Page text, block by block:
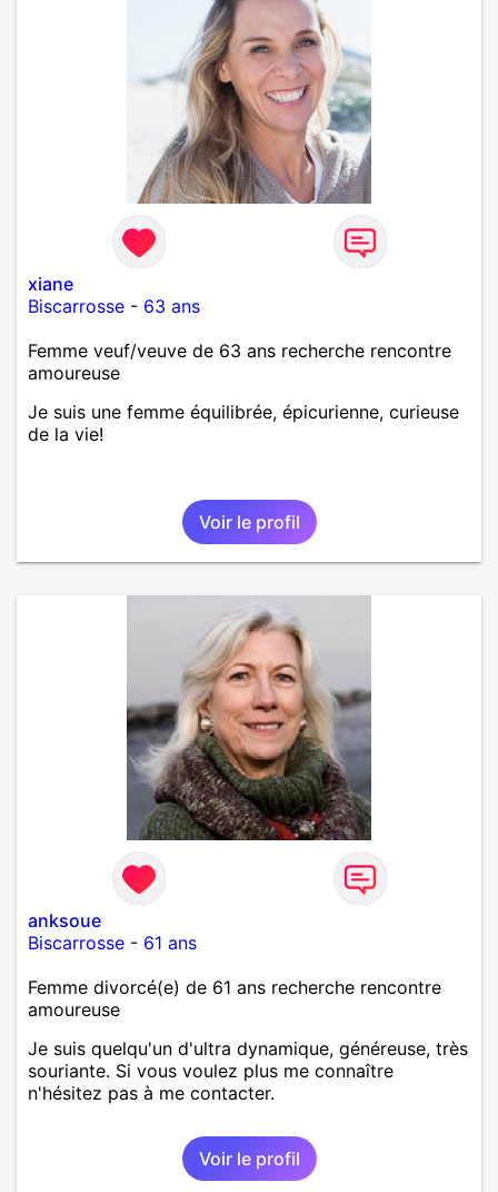
xiane
Biscarrosse - 63 ans
Femme veuf/veuve de 63 ans recherche rencontre
amoureuse
Je suis une femme équilibrée, épicurienne, curieuse
de la vie!
Voir le profil
anksoue
Biscarrosse - 61 ans
Femme divorcé(e) de 61 ans recherche rencontre
amoureuse
Je suis quelqu'un d'ultra dynamique, généreuse, très
souriante. Si vous voulez plus me connaître
n'hésitez pas à me contacter.
Voir le profil